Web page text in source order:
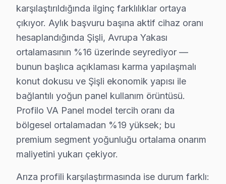
Şişli'da Profilo televizyonunuz arızalandığında onu
Yerinde onarım işlemi sürecimiz — Şişli:
• Şişli'de aynı gün servis randevusu
• Şişli'de taşıma masrafı ve riski yok
• Şişli'de arıza anında teşhis ve müdahale
• Şişli servisimizde orijinal yedek parça ile hizmet
• Şişli'de 2 yıl işçilik garantisi
Profilo panel ürünleriniz için Şişli'de güvenilir ve hızlı
Profilo Servisi: Şişli Yerel Bilgi
karşılaştırıldığında ilginç farklılıklar ortaya
çıkıyor. Aylık başvuru başına aktif cihaz oranı
hesaplandığında Şişli, Avrupa Yakası
ortalamasının %16 üzerinde seyrediyor —
bunun başlıca açıklaması karma yapılaşmalı
konut dokusu ve Şişli ekonomik yapısı ile
bağlantılı yoğun panel kullanım örüntüsü.
Profilo VA Panel model tercih oranı da
bölgesel ortalamadan %19 yüksek; bu
premium segment yoğunluğu ortalama onarım
maliyetini yukarı çekiyor.
Arıza profili karşılaştırmasında ise durum farklı: